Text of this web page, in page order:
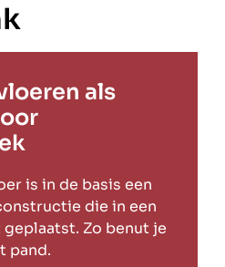
als
is in de basis een
die in een
Zo benut je
pand.